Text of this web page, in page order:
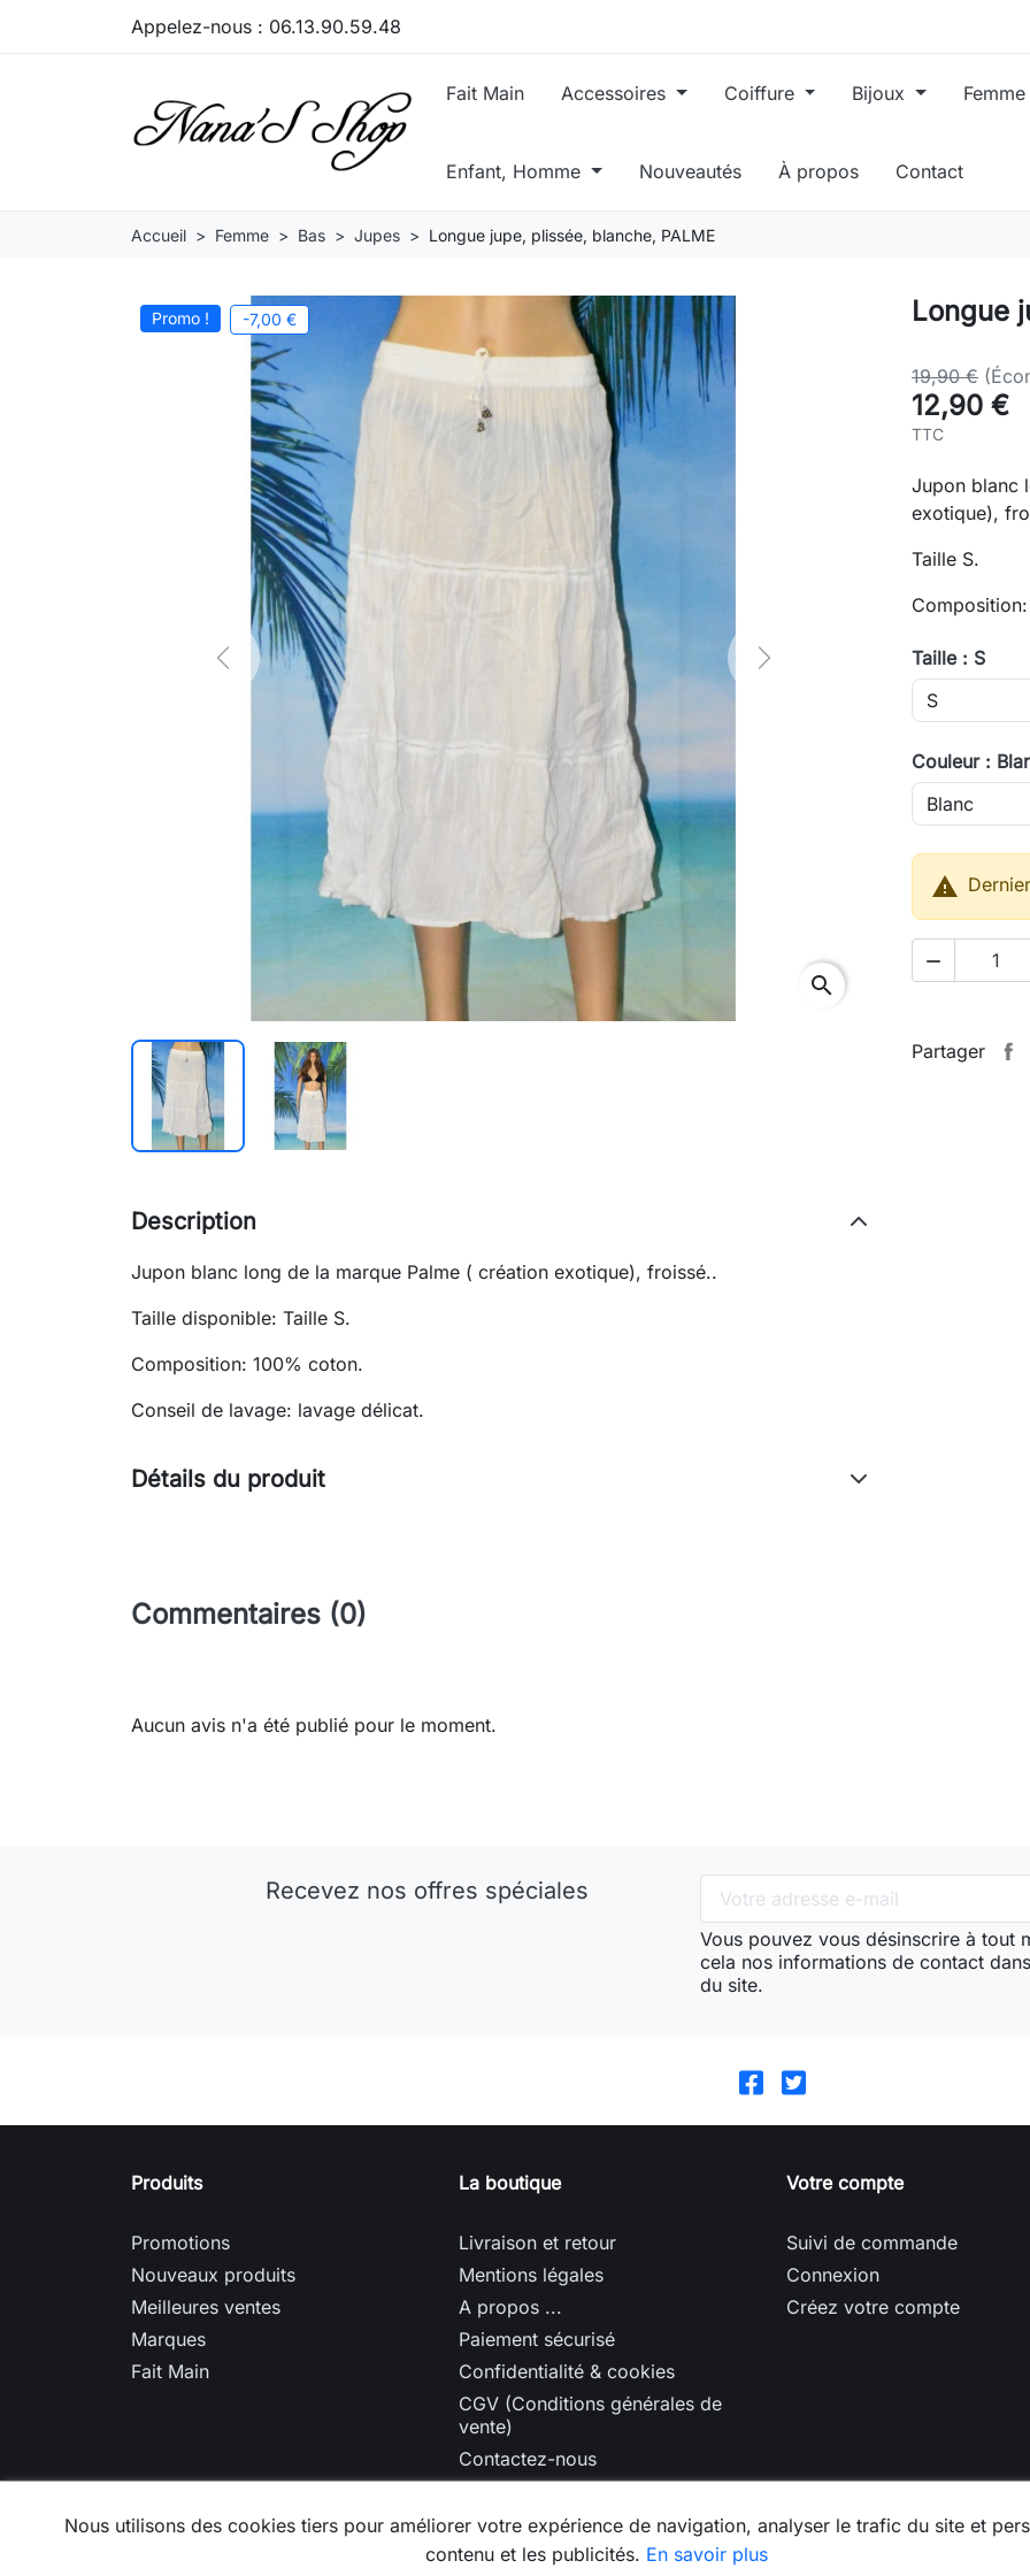
Appelez-nous : 06.13.90.59.48
Fait Main Accessoires Coiffure Bijoux Femme
Enfant, Homme Nouveautés À propos Contact
Accueil Femme Bas Jupes Longue jupe, plissée, blanche, PALME
Promo ! -7,00 €
Previous Next
search
Longue
19,90 €
12,90 €
TTC
Jupon blanc
exotique),
Taille S.
Taille : S
Couleur :


Partager
Description
Jupon blanc long de la marque Palme ( création exotique), froissé..
Taille disponible: Taille S.
Composition: 100% coton.
Conseil de lavage: lavage délicat.
Détails du produit
Commentaires (0)
Aucun avis n'a été publié pour le moment.
Recevez nos offres spéciales
Vous pouvez vous désinscrire à tout
cela nos informations de contact
du site.
Produits
Promotions
Nouveaux produits
Meilleures ventes
Marques
Fait Main
La boutique
Livraison et retour
Mentions légales
A propos ...
Paiement sécurisé
Confidentialité & cookies
CGV (Conditions générales de
vente)
Contactez-nous
Votre compte
Suivi de commande
Connexion
Créez votre compte
© 2026 - Logiciel e-commerce par PrestaShop™
Nous utilisons des cookies tiers pour améliorer votre expérience de navigation, analyser le trafic du site et
contenu et les publicités. En savoir plus